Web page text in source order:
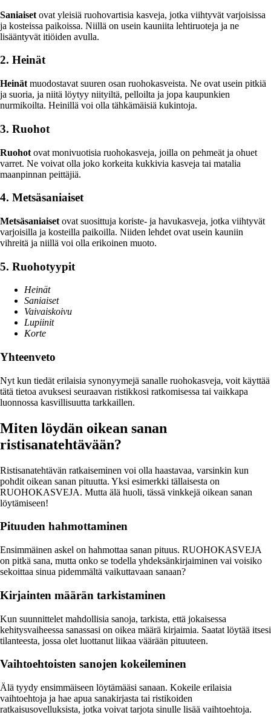
Saniaiset ovat yleisiä ruohovartisia kasveja, jotka viihtyvät varjoisissa
ja kosteissa paikoissa. Niillä on usein kauniita lehtiruoteja ja ne
lisääntyvät itiöiden avulla.
2. Heinät
Heinät muodostavat suuren osan ruohokasveista. Ne ovat usein pitkiä
ja suoria, ja niitä löytyy niityiltä, pelloilta ja jopa kaupunkien
nurmikoilta. Heinillä voi olla tähkämäisiä kukintoja.
3. Ruohot
Ruohot ovat monivuotisia ruohokasveja, joilla on pehmeät ja ohuet
varret. Ne voivat olla joko korkeita kukkivia kasveja tai matalia
maanpinnan peittäjiä.
4. Metsäsaniaiset
Metsäsaniaiset ovat suosittuja koriste- ja havukasveja, jotka viihtyvät
varjoisilla ja kosteilla paikoilla. Niiden lehdet ovat usein kauniin
vihreitä ja niillä voi olla erikoinen muoto.
5. Ruohotyypit
Heinät
Saniaiset
Vaivaiskoivu
Lupiinit
Korte
Yhteenveto
Nyt kun tiedät erilaisia synonyymejä sanalle ruohokasveja, voit käyttää
tätä tietoa avuksesi seuraavan ristikkosi ratkomisessa tai vaikkapa
luonnossa kasvillisuutta tarkkaillen.
Miten löydän oikean sanan
ristisanatehtävään?
Ristisanatehtävän ratkaiseminen voi olla haastavaa, varsinkin kun
pohdit oikean sanan pituutta. Yksi esimerkki tällaisesta on
RUOHOKASVEJA. Mutta älä huoli, tässä vinkkejä oikean sanan
löytämiseen!
Pituuden hahmottaminen
Ensimmäinen askel on hahmottaa sanan pituus. RUOHOKASVEJA
on pitkä sana, mutta onko se todella yhdeksänkirjaiminen vai voisiko
sekoittaa sinua pidemmältä vaikuttavaan sanaan?
Kirjainten määrän tarkistaminen
Kun suunnittelet mahdollisia sanoja, tarkista, että jokaisessa
kehitysvaiheessa sanassasi on oikea määrä kirjaimia. Saatat löytää itsesi
tilanteesta, jossa olet luottanut liikaa väärään pituuteen.
Vaihtoehtoisten sanojen kokeileminen
Älä tyydy ensimmäiseen löytämääsi sanaan. Kokeile erilaisia
vaihtoehtoja ja hae apua sanakirjasta tai ristikoiden
ratkaisusovelluksista, jotka voivat tarjota sinulle lisää vaihtoehtoja.